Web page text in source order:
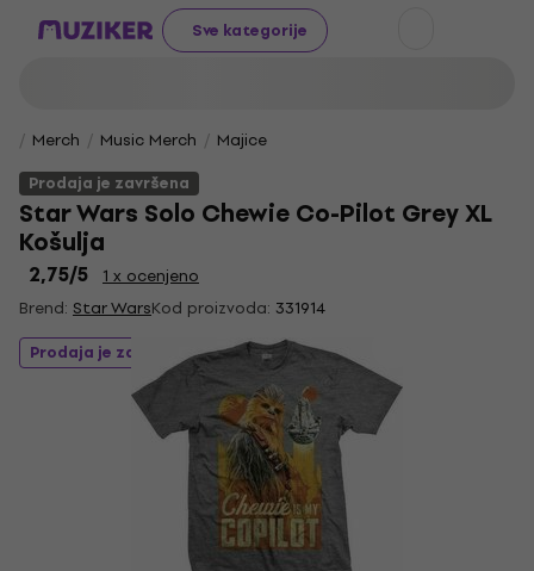
Sve kategorije
Merch Music Merch
Majice
Prodaja je završena
Star Wars Solo Chewie Co-Pilot Grey XL
Košulja
2,75/5
1 x ocenjeno
Brend: Star WarsKod proizvoda: 331914
Prodaja je završena